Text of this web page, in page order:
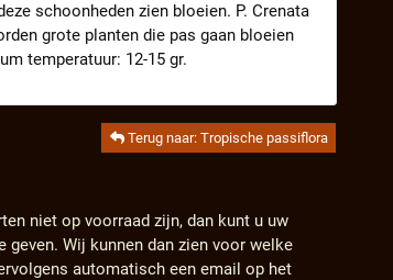
schoonheden zien bloeien. P. Crenata
grote planten die pas gaan bloeien
temperatuur: 12-15 gr.
Terug naar: Tropische passiflora
niet op voorraad zijn, dan kunt u uw
geven. Wij kunnen dan zien voor welke
automatisch een email op het